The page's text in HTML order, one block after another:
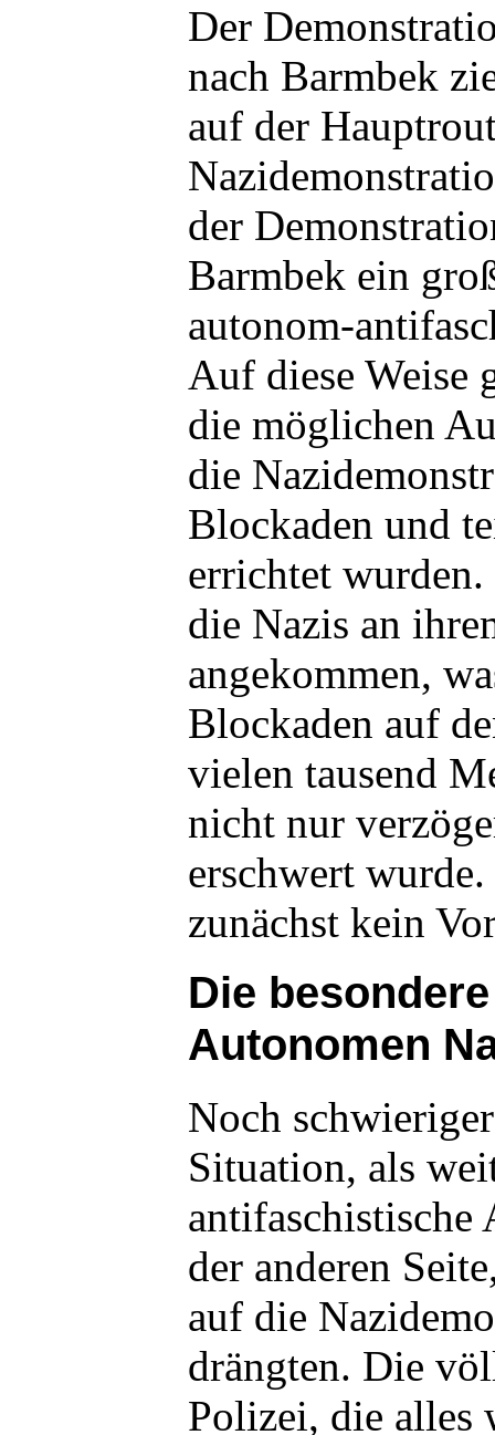
Der
nach Barmbek
auf der
der
Barmbek ein
autonom-
Auf diese Weise
die möglichen
die
Blockaden und
errichtet
die Nazis an
angekommen,
Blockaden auf
vielen tausend
nicht nur
erschwert
zunächst kein
Die
Autonomen
Noch
Situation, als
der anderen
auf die
drängten. Die
Polizei, die alles